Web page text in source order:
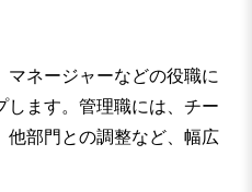
ネージャーなどの役職に
します。管理職には、チー
他部門との調整など、幅広